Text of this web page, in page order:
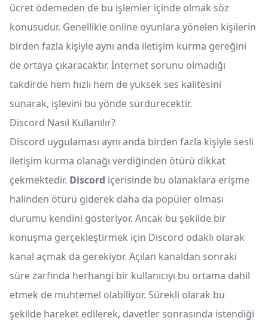
ücret ödemeden de bu işlemler içinde olmak söz
konusudur. Genellikle online oyunlara yönelen kişilerin
birden fazla kişiyle aynı anda iletişim kurma gereğini
de ortaya çıkaracaktır. İnternet sorunu olmadığı
takdirde hem hızlı hem de yüksek ses kalitesini
sunarak, işlevini bu yönde sürdürecektir.
Discord Nasıl Kullanılır?
Discord uygulaması aynı anda birden fazla kişiyle sesli
iletişim kurma olanağı verdiğinden ötürü dikkat
çekmektedir. Discord içerisinde bu olanaklara erişme
halinden ötürü giderek daha da popüler olması
durumu kendini gösteriyor. Ancak bu şekilde bir
konuşma gerçekleştirmek için Discord odaklı olarak
kanal açmak da gerekiyor. Açılan kanaldan sonraki
süre zarfında herhangi bir kullanıcıyı bu ortama dahil
etmek de muhtemel olabiliyor. Sürekli olarak bu
şekilde hareket edilerek, davetler sonrasında istendiği